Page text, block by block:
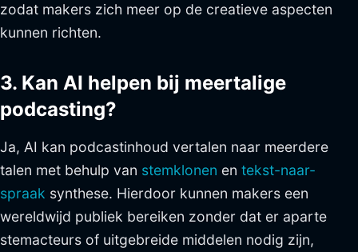
zodat makers zich meer op de creatieve aspecten
kunnen richten.
3. Kan AI helpen bij meertalige
podcasting?
Ja, AI kan podcastinhoud vertalen naar meerdere
talen met behulp van stemklonen en tekst-naar-
spraak synthese. Hierdoor kunnen makers een
wereldwijd publiek bereiken zonder dat er aparte
stemacteurs of uitgebreide middelen nodig zijn,